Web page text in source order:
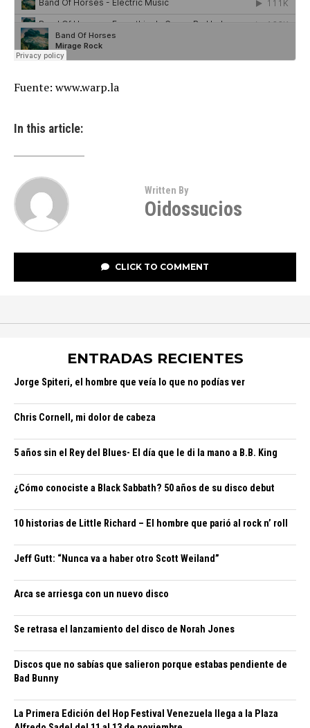
Fuente: www.warp.la
In this article:
Written By
Oidossucios
CLICK TO COMMENT
ENTRADAS RECIENTES
Jorge Spiteri, el hombre que veía lo que no podías ver
Chris Cornell, mi dolor de cabeza
5 años sin el Rey del Blues- El día que le di la mano a B.B. King
¿Cómo conociste a Black Sabbath? 50 años de su disco debut
10 historias de Little Richard – El hombre que parió al rock n’ roll
Jeff Gutt: “Nunca va a haber otro Scott Weiland”
Arca se arriesga con un nuevo disco
Se retrasa el lanzamiento del disco de Norah Jones
Discos que no sabías que salieron porque estabas pendiente de
Bad Bunny
La Primera Edición del Hop Festival Venezuela llega a la Plaza